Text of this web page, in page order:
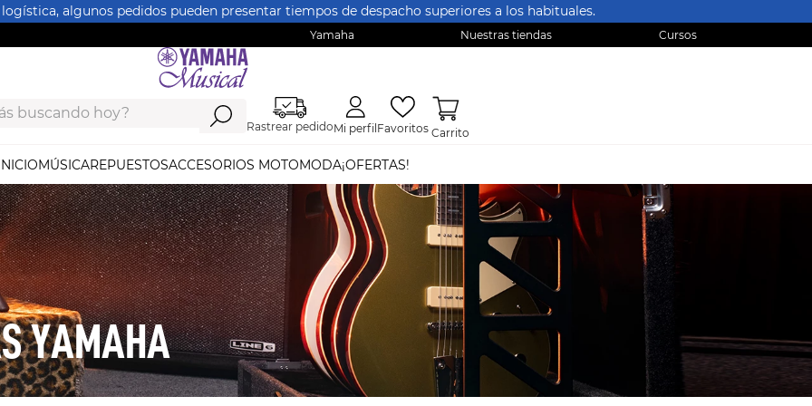
algunos pedidos pueden presentar tiempos de despacho superiores a los habituales.
Yamaha Nuestras tiendas Cursos
buscando hoy?
Rastrear pedidoMi perfil Favoritos
MÚSICAREPUESTOSACCESORIOS MOTOMODA¡OFERTAS!
YAMAHA